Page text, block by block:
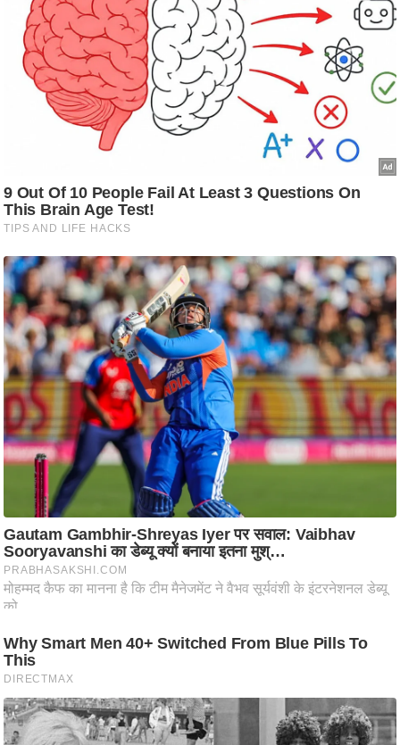
फै
श
नु
स्खे
प
र्य
ट
न
स्थ
ल
फि
ट
ने
स
मं
रि
ले
श
न
प
रा
ज
नी
ति